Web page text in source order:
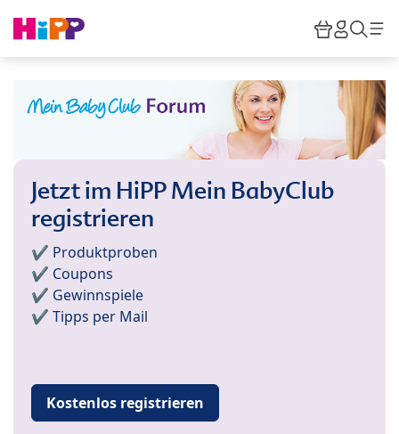
HiPP
Jetzt im HiPP Mein BabyClub
registrieren
✔️ Produktproben
✔️ Coupons
✔️ Gewinnspiele
✔️ Tipps per Mail
Kostenlos registrieren